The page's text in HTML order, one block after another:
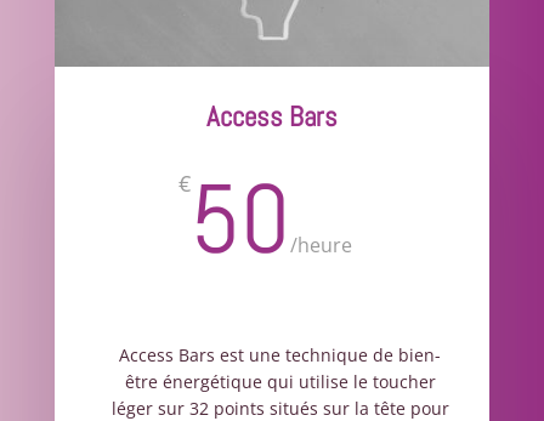
Access Bars
€ 50/heure
Access Bars est une technique de bien-
être énergétique qui utilise le toucher
léger sur 32 points situés sur la tête pour